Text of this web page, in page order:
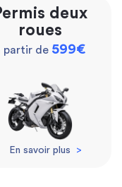
deux
roues
partir de 599€
En savoir plus >